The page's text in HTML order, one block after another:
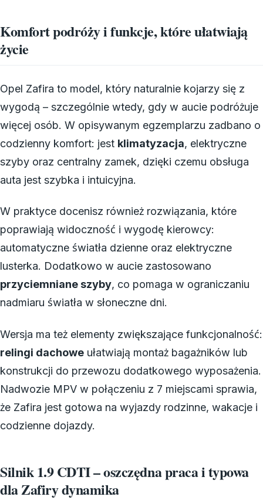
Komfort podróży i funkcje, które ułatwiają
życie
Opel Zafira to model, który naturalnie kojarzy się z
wygodą – szczególnie wtedy, gdy w aucie podróżuje
więcej osób. W opisywanym egzemplarzu zadbano o
codzienny komfort: jest klimatyzacja, elektryczne
szyby oraz centralny zamek, dzięki czemu obsługa
auta jest szybka i intuicyjna.
W praktyce docenisz również rozwiązania, które
poprawiają widoczność i wygodę kierowcy:
automatyczne światła dzienne oraz elektryczne
lusterka. Dodatkowo w aucie zastosowano
przyciemniane szyby, co pomaga w ograniczaniu
nadmiaru światła w słoneczne dni.
Wersja ma też elementy zwiększające funkcjonalność:
relingi dachowe ułatwiają montaż bagażników lub
konstrukcji do przewozu dodatkowego wyposażenia.
Nadwozie MPV w połączeniu z 7 miejscami sprawia,
że Zafira jest gotowa na wyjazdy rodzinne, wakacje i
codzienne dojazdy.
Silnik 1.9 CDTI – oszczędna praca i typowa
dla Zafiry dynamika